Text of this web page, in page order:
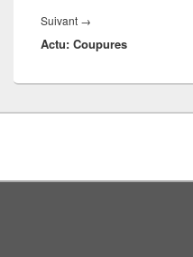
Suivant →
suivant :
Actu: Coupures